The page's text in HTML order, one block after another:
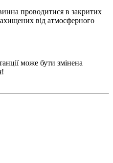
проводитися в закритих
від атмосферного
може бути змінена